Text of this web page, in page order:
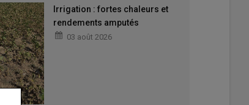
Irrigation : fortes chaleurs et
rendements amputés
03 août 2026